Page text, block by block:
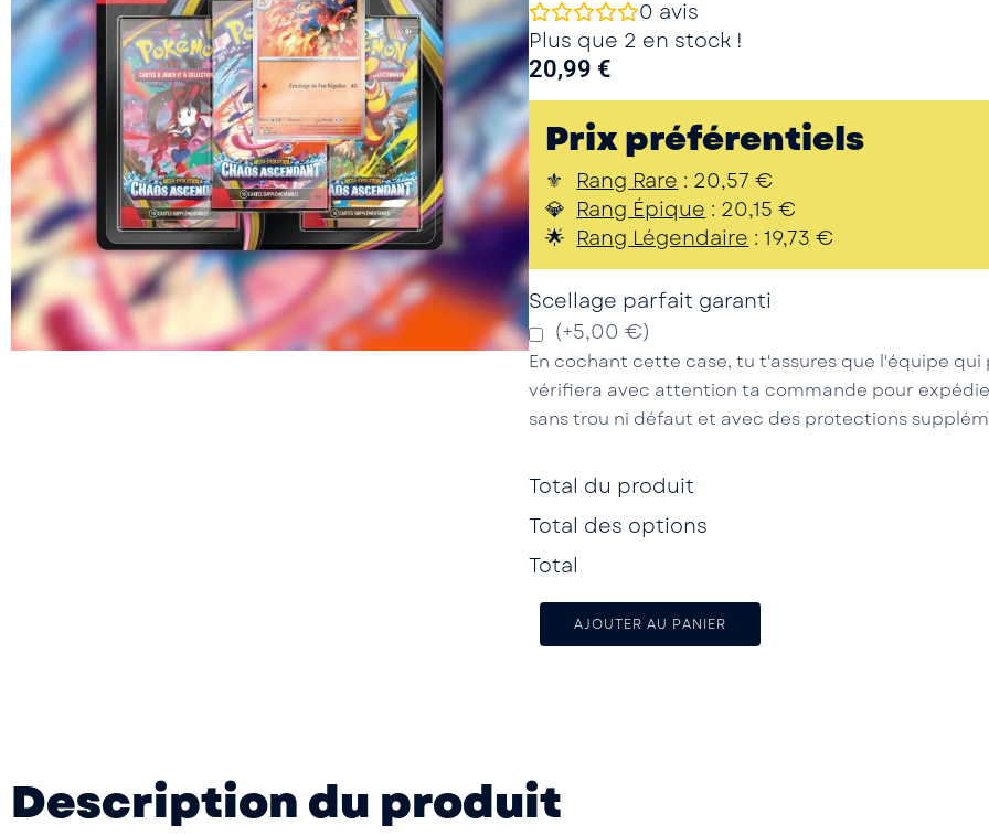
0 avis
Plus que 2 en stock !
20,99 €
Prix préférentiels
Rang Rare : 20,57€
Rang Épique : 20,15€
Rang Légendaire :19,73€
Scellage parfait garanti
(+5,00 €)
En cochant cette case, tu t'assures que l'équipe
vérifiera avec attention ta commande pour
sans trou ni défaut et avec des protections
Total du produit
Total des options
Total
AJOUTER AU PANIER
Description du produit